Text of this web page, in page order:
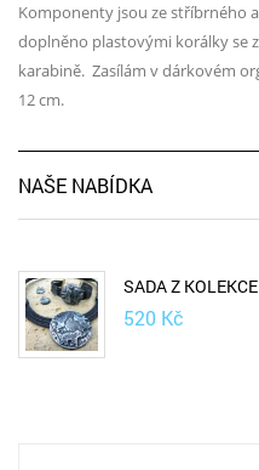
Komponenty jsou ze stříbrného
doplněno plastovými korálky se
karabině. Zasílám v dárkovém
12 cm.
NAŠE NABÍDKA
SADA Z
520 Kč